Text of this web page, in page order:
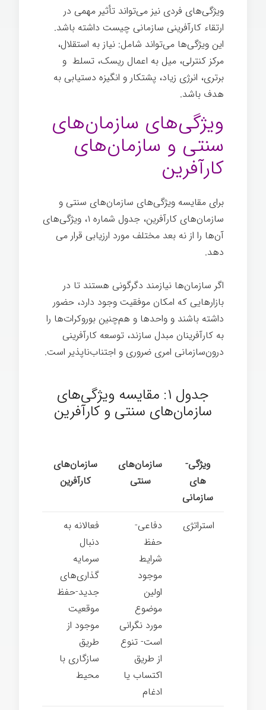
ویژگی­‌های فردی نیز می­‌تواند تأثیر مهمی در
ارتقاء کارآفرینی سازمانی چیست داشته باشد.
این ویژگی­‌ها می­‌تواند شامل:‌ نیاز به استقلال،
مرکز کنترلی،‌ میل به اعمال ریسک، تسلط و
برتری، انرژی زیاد، پشتکار و انگیزه دستیابی به
هدف باشد.
ویژگی‌های سازمان‌های
سنتی و سازمان‌های
کارآفرین
برای مقایسه ویژگی­‌های سازمان­‌های سنتی و
سازمان­‌های کارآفرین، جدول شماره ۱، ویژگی­‌های
آن‌ها را از نه بعد مختلف مورد ارزیابی قرار می­‌
دهد.
اگر سازمان­‌ها نیازمند دگرگونی هستند تا در
بازارهایی که امکان موفقیت وجود دارد، حضور
داشته باشند و واحدها و هم‌چنین بوروکرات‌ها را
به کارآفرینان مبدل سازند، توسعه کارآفرینی
درون‌سازمانی امری ضروری و اجتناب­‌ناپذیر است.
جدول ۱: مقایسه ویژگی­‌های
سازمان­‌های سنتی و کارآفرین
ویژگی‌­
های
سازمانی
سازمان­‌های
سنتی
سازمان­‌های
کارآفرین
استراتژی
دفاعی-
حفظ
شرایط
موجود
اولین
موضوع
مورد نگرانی
است- تنوع
از طریق
اکتساب یا
ادغام
فعالانه به
دنبال
سرمایه­‌
گذاری‌های
جدید-حفظ
موقعیت
موجود از
طریق
سازگاری با
محیط